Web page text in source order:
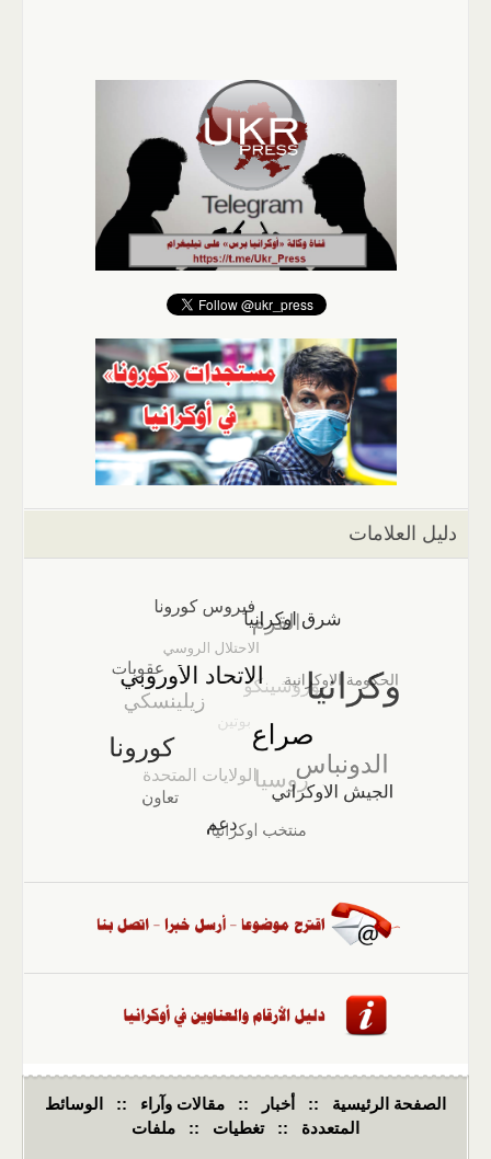
دليل العلامات
الصفحة الرئيسية :: أخبار :: مقالات وآراء ::
الوسائط
المتعددة
:: تغطيات :: ملفات